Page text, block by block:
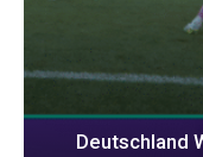
Deutschland